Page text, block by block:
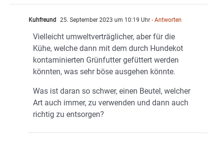
Kuhfreund 25. September 2023 um 10:19 Uhr - Antworten
Vielleicht umweltverträglicher, aber für die
Kühe, welche dann mit dem durch Hundekot
kontaminierten Grünfutter gefüttert werden
könnten, was sehr böse ausgehen könnte.
Was ist daran so schwer, einen Beutel, welcher
Art auch immer, zu verwenden und dann auch
richtig zu entsorgen?